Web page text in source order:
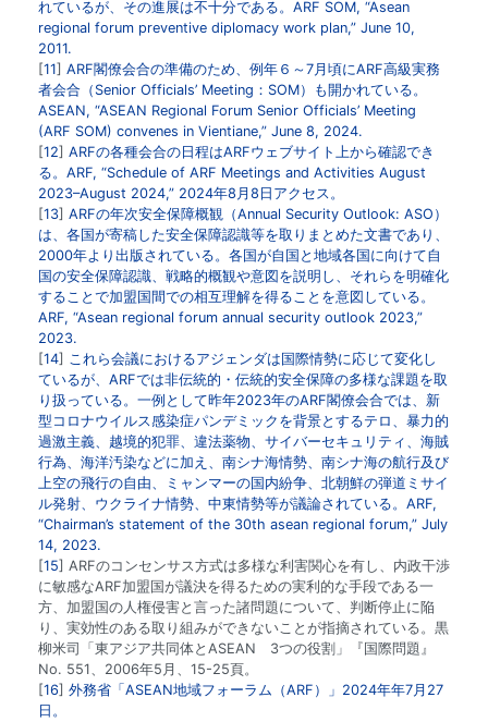
れているが、その進展は不十分である。ARF SOM, “Asean
regional forum preventive diplomacy work plan,” June 10,
2011.
11
ARF閣僚会合の準備のため、例年６～7月頃にARF高級実務
者会合（Senior Officials’ Meeting：SOM）も開かれている。
ASEAN, “ASEAN Regional Forum Senior Officials’ Meeting
(ARF SOM) convenes in Vientiane,” June 8, 2024.
12
ARFの各種会合の日程はARFウェブサイト上から確認でき
る。ARF, “Schedule of ARF Meetings and Activities August
2023–August 2024,” 2024年8月8日アクセス。
13 ARFの年次安全保障概観（Annual Security Outlook: ASO）
は、各国が寄稿した安全保障認識等を取りまとめた文書であり、
2000年より出版されている。各国が自国と地域各国に向けて自
国の安全保障認識、戦略的概観や意図を説明し、それらを明確化
することで加盟国間での相互理解を得ることを意図している。
ARF, “Asean regional forum annual security outlook 2023,”
2023.
14
これら会議におけるアジェンダは国際情勢に応じて変化し
ているが、ARFでは非伝統的・伝統的安全保障の多様な課題を取
り扱っている。一例として昨年2023年のARF閣僚会合では、新
型コロナウイルス感染症パンデミックを背景とするテロ、暴力的
過激主義、越境的犯罪、違法薬物、サイバーセキュリティ、海賊
行為、海洋汚染などに加え、南シナ海情勢、南シナ海の航行及び
上空の飛行の自由、ミャンマーの国内紛争、北朝鮮の弾道ミサイ
ル発射、ウクライナ情勢、中東情勢等が議論されている。ARF,
“Chairman’s statement of the 30th asean regional forum,” July
14, 2023.
15
ARFのコンセンサス方式は多様な利害関心を有し、内政干渉
に敏感なARF加盟国が議決を得るための実利的な手段である一
方、加盟国の人権侵害と言った諸問題について、判断停止に陥
り、実効性のある取り組みができないことが指摘されている。黒
柳米司「東アジア共同体とASEAN 3つの役割」『国際問題』
No. 551、2006年5月、15-25頁。
16
外務省「ASEAN地域フォーラム（ARF）」2024年年7月27
日。